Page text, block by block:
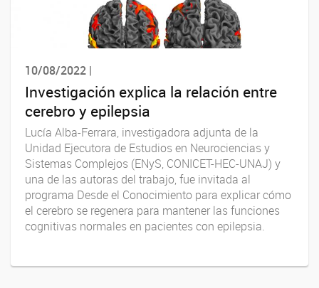
10/08/2022 |
Investigación explica la relación entre
cerebro y epilepsia
Lucía Alba-Ferrara, investigadora adjunta de la
Unidad Ejecutora de Estudios en Neurociencias y
Sistemas Complejos (ENyS, CONICET-HEC-UNAJ) y
una de las autoras del trabajo, fue invitada al
programa Desde el Conocimiento para explicar cómo
el cerebro se regenera para mantener las funciones
cognitivas normales en pacientes con epilepsia.